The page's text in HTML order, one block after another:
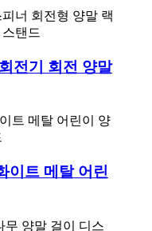
전기 회전 양말
이트 메탈 어린